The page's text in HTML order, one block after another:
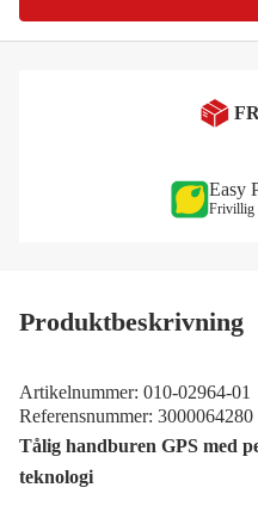
Easy
Frivillig
Produktbeskrivning
Artikelnummer: 010-02964-01
Referensnummer: 3000064280
Tålig handburen GPS med
teknologi